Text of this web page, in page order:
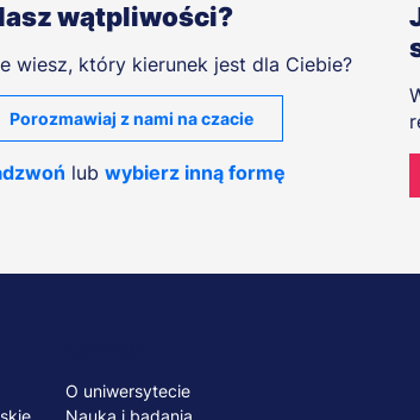
wątpliwości?
wiesz, który kierunek jest dla Ciebie?
Porozmawiaj z nami na czacie
lub wybierz inną formę
O uniwersytecie
Nauka i badania